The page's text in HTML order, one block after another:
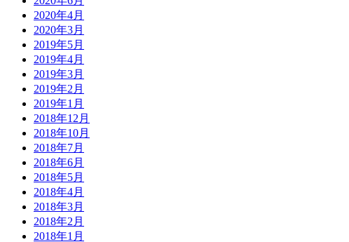
2020年4月
2020年3月
2019年5月
2019年4月
2019年3月
2019年2月
2019年1月
2018年12月
2018年10月
2018年7月
2018年6月
2018年5月
2018年4月
2018年3月
2018年2月
2018年1月